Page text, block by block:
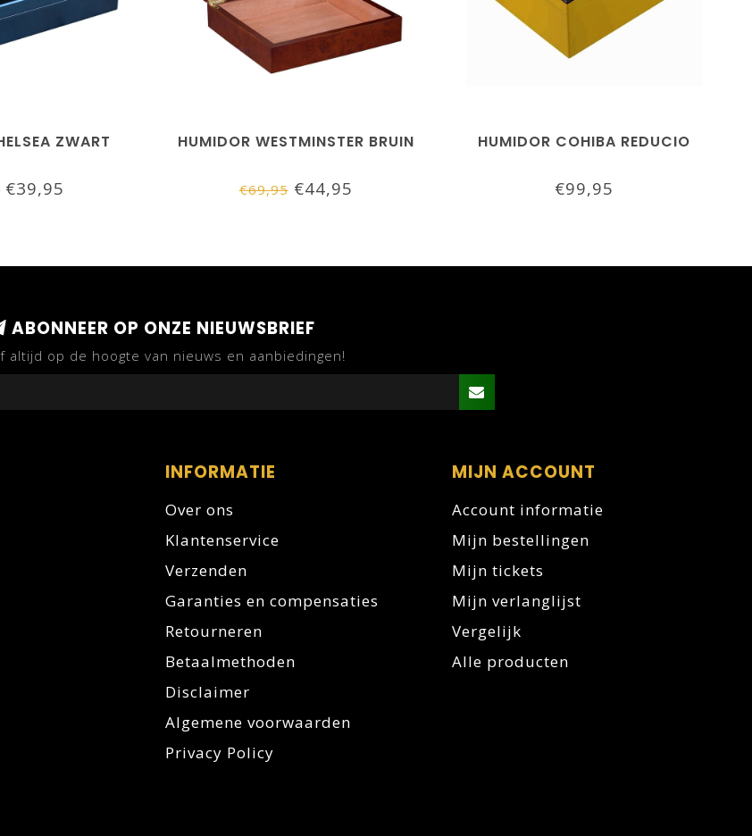
ZWART
€39,95
HUMIDOR WESTMINSTER BRUIN
€69,95€44,95
HUMIDOR COHIBA REDUCIO
€99,95
ABONNEER OP ONZE NIEUWSBRIEF
altijd op de hoogte van nieuws en aanbiedingen!
INFORMATIE
Over ons
Klantenservice
Verzenden
Garanties en compensaties
Retourneren
Betaalmethoden
Disclaimer
Algemene voorwaarden
Privacy Policy
MIJN ACCOUNT
Account informatie
Mijn bestellingen
Mijn tickets
Mijn verlanglijst
Vergelijk
Alle producten